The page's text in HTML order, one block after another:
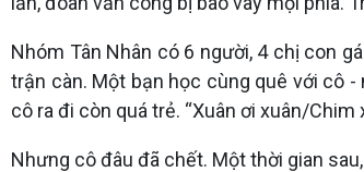
Nhóm Tân Nhân có 6 người, 4 chị con
trận càn. Một bạn học cùng quê với cô
cô ra đi còn quá trẻ. “Xuân ơi xuân/
Nhưng cô đâu đã chết. Một thời gian